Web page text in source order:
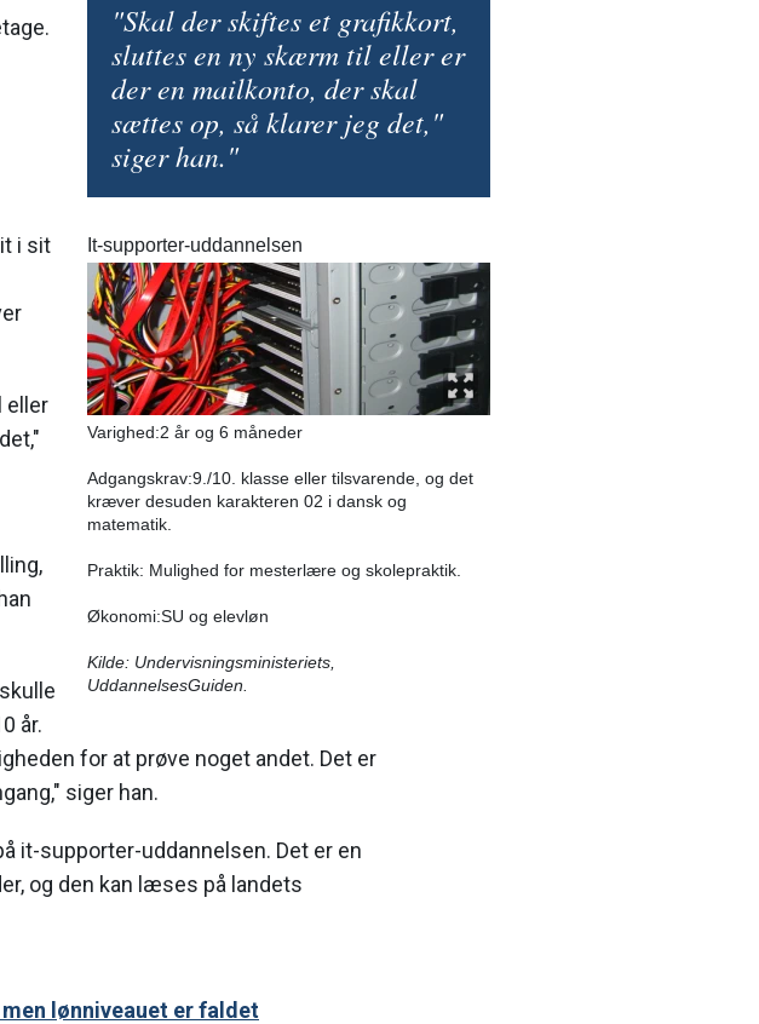
"Skal der skiftes et grafikkort,
sluttes en ny skærm til eller er
der en mailkonto, der skal
sættes op, så klarer jeg det,"
siger han."
It-supporter-uddannelsen
Varighed:2 år og 6 måneder
Adgangskrav:9./10. klasse eller tilsvarende, og det
kræver desuden karakteren 02 i dansk og
matematik.
Praktik: Mulighed for mesterlære og skolepraktik.
Økonomi:SU og elevløn
Kilde: Undervisningsministeriets,
UddannelsesGuiden.
i sit
eller
år.
for at prøve noget andet. Det er
siger han.
it-supporter-uddannelsen. Det er en
og den kan læses på landets
lønniveauet er faldet